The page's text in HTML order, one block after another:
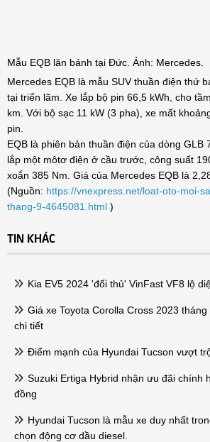
Mẫu EQB lăn bánh tại Đức. Ảnh: Mercedes.
Mercedes EQB là mẫu SUV thuần điện thứ
tại triển lãm. Xe lắp bộ pin 66,5 kWh, cho
km. Với bộ sạc 11 kW (3 pha), xe mất
pin.
EQB là phiên bản thuần điện của dòng GLB
lắp một môtơ điện ở cầu trước, công suất
xoắn 385 Nm. Giá của Mercedes EQB là
(Nguồn: https://vnexpress.net/loat-oto-moi-
thang-9-4645081.html )
TIN KHÁC
Kia EV5 2024 'đối thủ' VinFast VF8 lộ
Giá xe Toyota Corolla Cross 2023
chi tiết
Điểm mạnh của Hyundai Tucson vượt
Suzuki Ertiga Hybrid nhận ưu đãi chính
đồng
Hyundai Tucson là mẫu xe duy nhất
chọn động cơ dầu diesel.